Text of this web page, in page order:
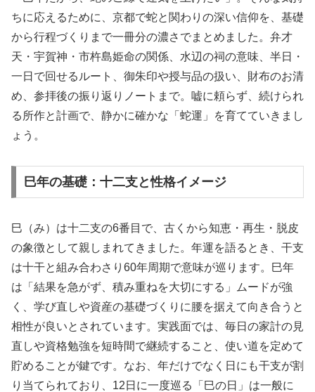
ちに応えるために、京都で蛇と関わりの深い信仰を、基礎
から行程づくりまで一冊分の濃さでまとめました。弁才
天・宇賀神・市杵島姫命の関係、水辺の祠の意味、半日・
一日で回せるルート、御朱印や授与品の扱い、財布のお清
め、参拝後の振り返りノートまで。嘘に頼らず、続けられ
る所作と計画で、静かに確かな「蛇運」を育てていきまし
ょう。
巳年の基礎：十二支と性格イメージ
巳（み）は十二支の6番目で、古くから知恵・再生・脱皮
の象徴として親しまれてきました。年運を語るとき、干支
は十干と組み合わさり60年周期で意味が巡ります。巳年
は「結果を急がず、積み重ねを大切にする」ムードが強
く、学び直しや資産の基礎づくりに腰を据えて向き合うと
相性が良いとされています。実践面では、毎日の家計の見
直しや資格勉強を短時間で継続すること、使い道を定めて
貯めることが鍵です。なお、年だけでなく日にも干支が割
り当てられており、12日に一度巡る「巳の日」は一般に